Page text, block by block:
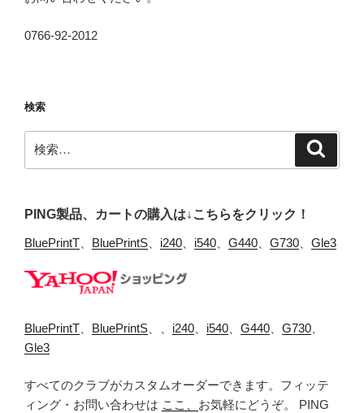
0766-92-2012
検索
索:
PING製品、カートの購入は↓こちらをクリック！
BluePrintT BluePrintS i240 i540 G440 G730 Gle3
BluePrintT BluePrintS i240 i540 G440 G730
Gle3
すべてのクラブがカスタムオーダーできます。フィッテ
ィング・お問い合わせは ここ、 お気軽にどうぞ。 PING